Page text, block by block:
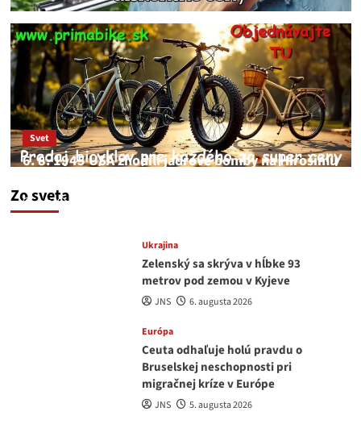
Zo sveta
Svet
6. 8. 1945 USA zhodili jadrové bomby na Hirošimu
JNS
Ukrajina
Zelenský sa skrýva v hĺbke 93
metrov pod zemou v Kyjeve
JNS 6. augusta 2026
Európa
Ceuta odhaľuje holú pravdu o
Bruselskej neschopnosti pri
migračnej kríze v Európe
JNS 5. augusta 2026